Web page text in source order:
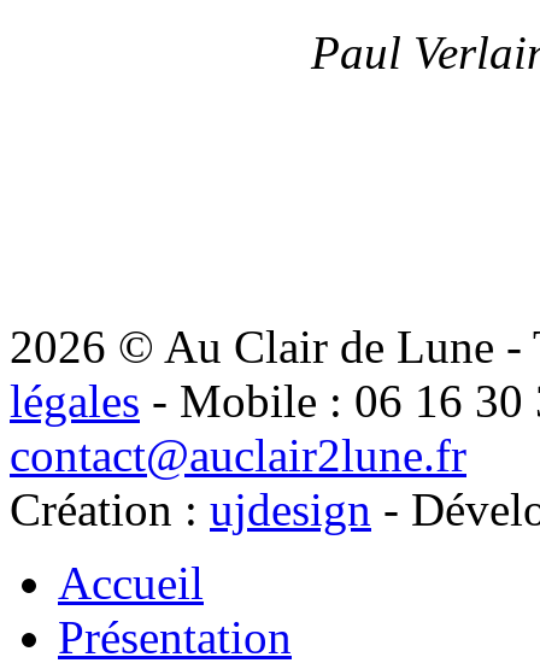
Paul
2026 © Au Clair de Lune -
légales - Mobile : 06 16 30
contact@auclair2lune.fr
Création : ujdesign -
Accueil
Présentation